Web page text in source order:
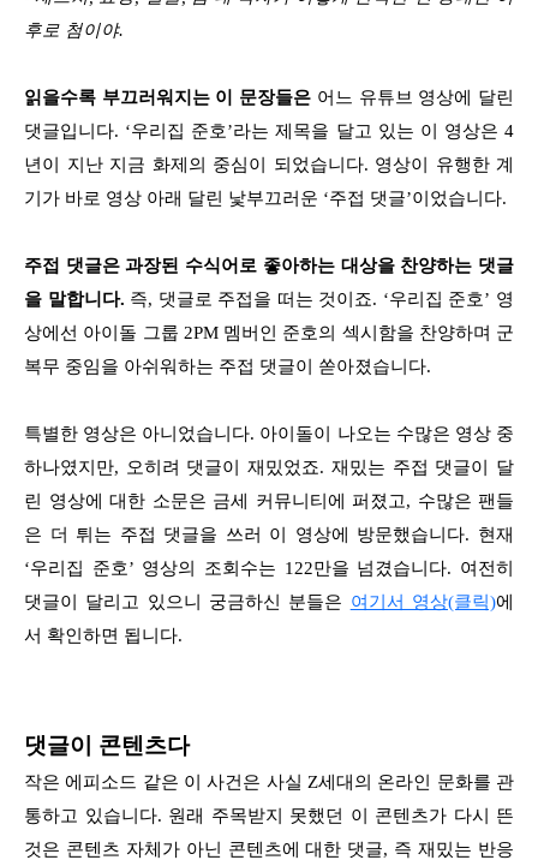
후로 첨이야.
읽을수록 부끄러워지는 이 문장들은 어느 유튜브 영상에 달린
댓글입니다. ‘우리집 준호’라는 제목을 달고 있는 이 영상은 4
년이 지난 지금 화제의 중심이 되었습니다. 영상이 유행한 계
기가 바로 영상 아래 달린 낯부끄러운 ‘주접 댓글’이었습니다.
주접 댓글은 과장된 수식어로 좋아하는 대상을 찬양하는 댓글
을 말합니다. 즉, 댓글로 주접을 떠는 것이죠. ‘우리집 준호’ 영
상에선 아이돌 그룹 2PM 멤버인 준호의 섹시함을 찬양하며 군
복무 중임을 아쉬워하는 주접 댓글이 쏟아졌습니다.
특별한 영상은 아니었습니다. 아이돌이 나오는 수많은 영상 중
하나였지만, 오히려 댓글이 재밌었죠. 재밌는 주접 댓글이 달
린 영상에 대한 소문은 금세 커뮤니티에 퍼졌고, 수많은 팬들
은 더 튀는 주접 댓글을 쓰러 이 영상에 방문했습니다. 현재
‘우리집 준호’ 영상의 조회수는 122만을 넘겼습니다. 여전히
댓글이 달리고 있으니 궁금하신 분들은 여기서 영상(클릭)에
서 확인하면 됩니다.
댓글이 콘텐츠다
작은 에피소드 같은 이 사건은 사실 Z세대의 온라인 문화를 관
통하고 있습니다. 원래 주목받지 못했던 이 콘텐츠가 다시 뜬
것은 콘텐츠 자체가 아닌 콘텐츠에 대한 댓글, 즉 재밌는 반응